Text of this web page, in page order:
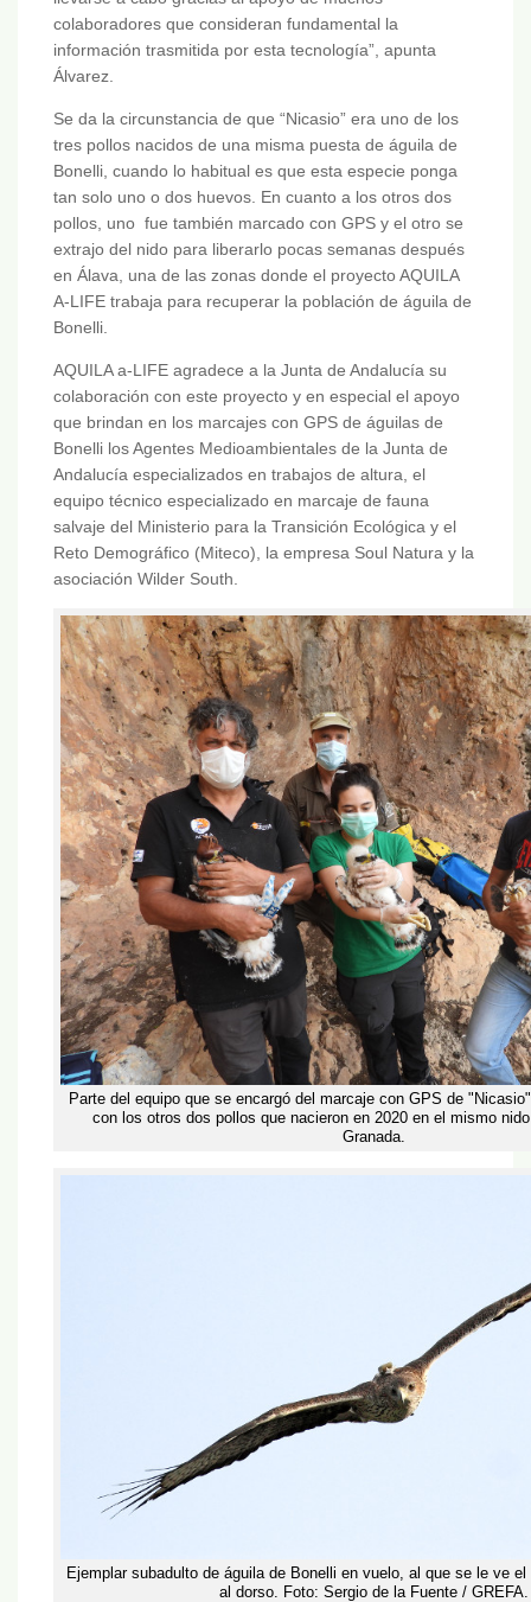
colaboradores que consideran fundamental la
información trasmitida por esta tecnología”, apunta
Álvarez.
Se da la circunstancia de que “Nicasio” era uno de los
tres pollos nacidos de una misma puesta de águila de
Bonelli, cuando lo habitual es que esta especie ponga
tan solo uno o dos huevos. En cuanto a los otros dos
pollos, uno fue también marcado con GPS y el otro se
extrajo del nido para liberarlo pocas semanas después
en Álava, una de las zonas donde el proyecto AQUILA
A-LIFE trabaja para recuperar la población de águila de
Bonelli.
AQUILA a-LIFE agradece a la Junta de Andalucía su
colaboración con este proyecto y en especial el apoyo
que brindan en los marcajes con GPS de águilas de
Bonelli los Agentes Medioambientales de la Junta de
Andalucía especializados en trabajos de altura, el
equipo técnico especializado en marcaje de fauna
salvaje del Ministerio para la Transición Ecológica y el
Reto Demográfico (Miteco), la empresa Soul Natura y la
asociación Wilder South.
Parte del equipo que se encargó del marcaje con GPS de
con los otros dos pollos que nacieron en 2020 en el mismo
Granada.
Ejemplar subadulto de águila de Bonelli en vuelo, al que se le ve
al dorso. Foto: Sergio de la Fuente / GREFA.